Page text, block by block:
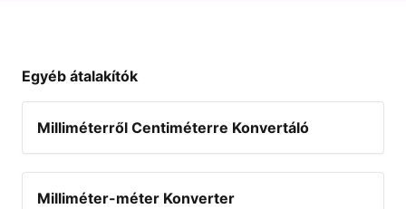
Egyéb átalakítók
Milliméterről Centiméterre Konvertáló
Milliméter-méter Konverter